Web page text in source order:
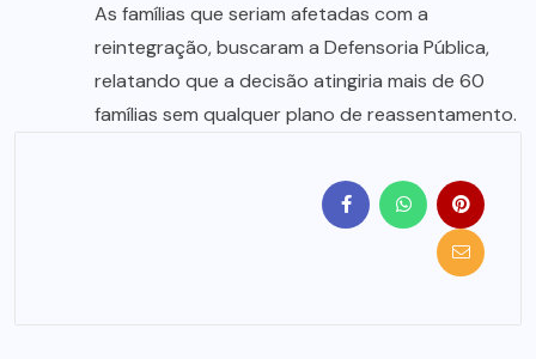
As famílias que seriam afetadas com a
reintegração, buscaram a Defensoria Pública,
relatando que a decisão atingiria mais de 60
famílias sem qualquer plano de reassentamento.